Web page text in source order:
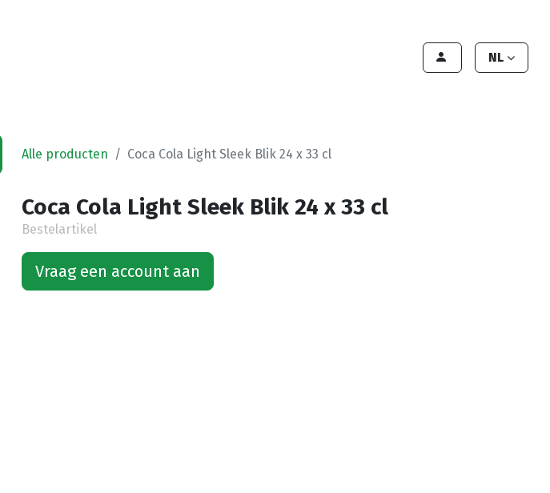
NL
Alle producten Coca Cola Light Sleek Blik 24 x 33 cl
Coca Cola Light Sleek Blik 24 x 33 cl
Bestelartikel
Vraag een account aan